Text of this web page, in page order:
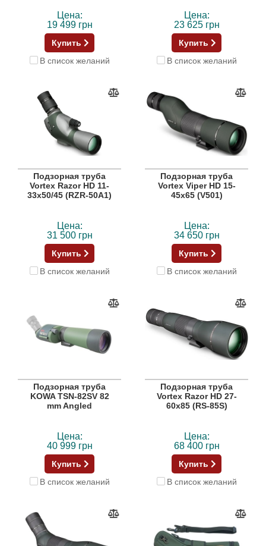
Цена:
19 499 грн
Купить
В список желаний
Цена:
23 625 грн
Купить
В список желаний
Подзорная труба
Vortex Razor HD 11-
33x50/45 (RZR-50A1)
Цена:
31 500 грн
Купить
В список желаний
Подзорная труба
Vortex Viper HD 15-
45x65 (V501)
Цена:
34 650 грн
Купить
В список желаний
Подзорная труба
KOWA TSN-82SV 82
mm Angled
Цена:
40 999 грн
Купить
В список желаний
Подзорная труба
Vortex Razor HD 27-
60x85 (RS-85S)
Цена:
68 400 грн
Купить
В список желаний